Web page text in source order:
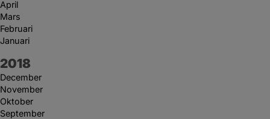
April
Mars
Februari
Januari
År:
2018
December
November
Oktober
September